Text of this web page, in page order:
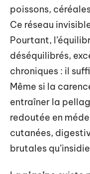
poissons,
Ce réseau
Pourtant,
déséquilibrés,
chroniques : il
Même si la
entraîner la
redoutée en
cutanées,
brutales